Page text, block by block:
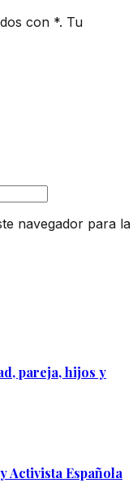
con *. Tu
navegador para la
pareja, hijos y
Activista Española